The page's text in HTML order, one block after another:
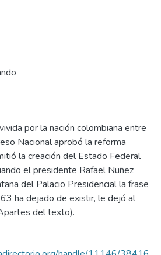
por la nación colombiana entre
Nacional aprobó la reforma
la creación del Estado Federal
el presidente Rafael Nuñez
del Palacio Presidencial la frase
ha dejado de existir, le dejó al
del texto).